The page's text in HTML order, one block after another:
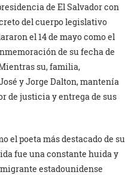
de El Salvador con
del cuerpo legislativo
el 14 de mayo como el
de su fecha de
su, familia,
y Jorge Dalton, mantenía
de justicia y entrega de sus
el poeta más destacado de su
fue una constante huida y
estadounidense